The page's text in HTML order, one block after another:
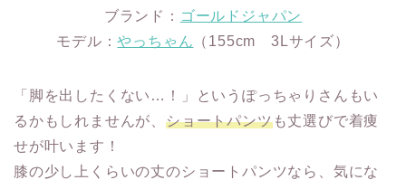
ブランド： ゴールドジャパン
モデル：やっちゃん （155cm 3Lサイズ）
「脚を出したくない…！」というぽっちゃりさんもい
るかもしれませんが、ショートパンツも丈選びで着痩
せが叶います！
膝の少し上くらいの丈のショートパンツなら、気にな